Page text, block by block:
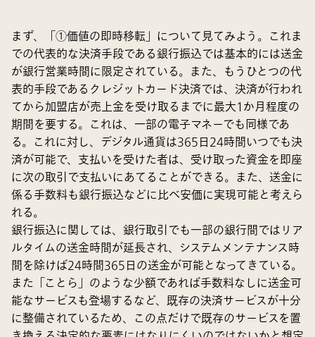
まず、「①価値の即時移転」について見てみよう。これま
での代表的な決済手段である銀行振込では基本的には送金
が銀行営業時間に限定されている。また、もうひとつの代
表的手段であるクレジットカード決済では、決済が行われ
てから加盟店が売上金を受け取るまでに最大1か月程度の
期間を要する。これは、一部の電子マネーでも同様であ
る。これに対し、デジタル通貨は365日24時間いつでも決
済が可能で、支払いを受けた者は、受け取った資金を即座
に次の取引で支払いにあてることができる。また、送金に
係る手数料も銀行振込などに比べ安価に実現可能と考えら
れる。
銀行振込に関しては、銀行取引でも一部の銀行間ではリア
ルタイムの送金時間が延長され、システムメンテナンス時
間を除けば24時間365日の送金が可能となってきている。
また「ことら」のような少額であれば手数料なしに送金可
能なサービスも登場するなど、既存の決済サービスが十分
に整備されているため、この点だけで既存のサービスを置